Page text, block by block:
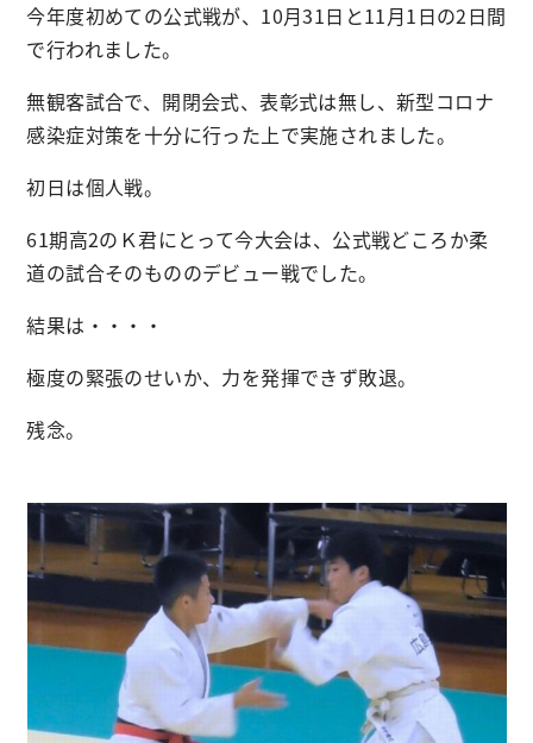
今年度初めての公式戦が、10月31日と11月1日の2日間
で行われました。
無観客試合で、開閉会式、表彰式は無し、新型コロナ
感染症対策を十分に行った上で実施されました。
初日は個人戦。
61期高2のＫ君にとって今大会は、公式戦どころか柔
道の試合そのもののデビュー戦でした。
結果は・・・・
極度の緊張のせいか、力を発揮できず敗退。
残念。